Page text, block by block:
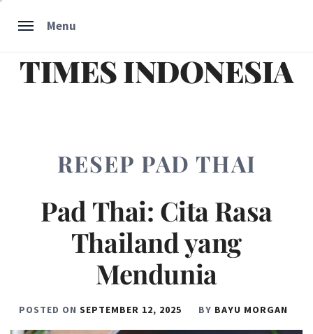
Menu
TIMES INDONESIA
RESEP PAD THAI
Pad Thai: Cita Rasa
Thailand yang
Mendunia
POSTED ON SEPTEMBER 12, 2025 BY BAYU MORGAN